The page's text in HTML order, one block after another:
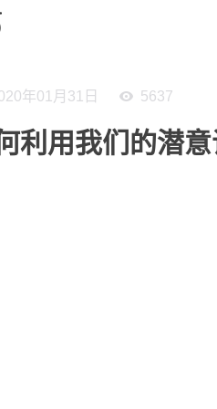
年01月31日 5637
利用我们的潜